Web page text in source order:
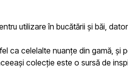
utilizare în bucătării și băi,
ca celelalte nuanțe din gamă, și
colecție este o sursă de